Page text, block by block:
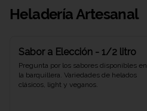
Heladería Artesanal
Sabor a Elección - 1/2 litro
Pregunta por los sabores disponibles en
la barquillera. Variedades de helados
clásicos, light y veganos.